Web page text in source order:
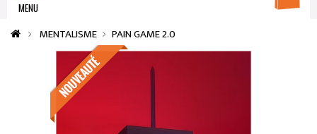
MENU
MENTALISME PAIN GAME 2.0